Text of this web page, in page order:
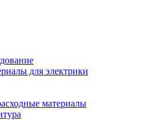
для электрики
материалы